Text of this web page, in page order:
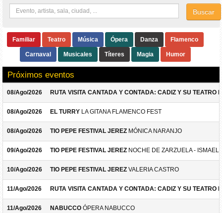
Buscar
Familiar Teatro Música Ópera Danza Flamenco
Carnaval Musicales Títeres Magia Humor
Próximos eventos
08/Ago/2026 RUTA VISITA CANTADA Y CONTADA: CADIZ Y SU TEATRO
08/Ago/2026 EL TURRY LA GITANA FLAMENCO FEST
08/Ago/2026 TIO PEPE FESTIVAL JEREZ MÓNICA NARANJO
09/Ago/2026 TIO PEPE FESTIVAL JEREZ NOCHE DE ZARZUELA -
10/Ago/2026 TIO PEPE FESTIVAL JEREZ VALERIA CASTRO
11/Ago/2026 RUTA VISITA CANTADA Y CONTADA: CADIZ Y SU TEATRO
11/Ago/2026 NABUCCO ÓPERA NABUCCO